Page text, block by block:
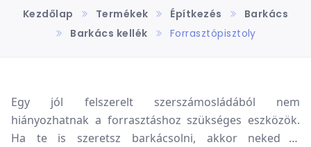
Kezdőlap
Termékek Építkezés
Barkács
Barkács kellék
Forrasztópisztoly
Egy jól felszerelt szerszámosládából nem
hiányozhatnak a forrasztáshoz szükséges eszközök.
Ha te is szeretsz barkácsolni, akkor neked is